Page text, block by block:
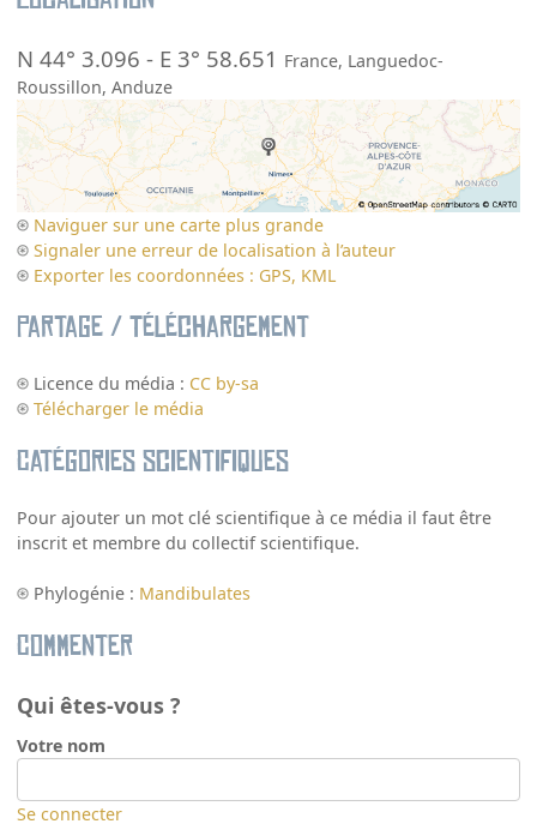
N 44° 3.096 - E 3° 58.651 France, Languedoc-
Roussillon,Anduze
Naviguer sur une carte plus grande
Signaler une erreur de localisation à l’auteur
Exporter les coordonnées : GPS, KML
Partage / Téléchargement
Licence du média : CC by-sa
Télécharger le média
Catégories scientifiques
Pour ajouter un mot clé scientifique à ce média il faut être
inscrit et membre du collectif scientifique.
Phylogénie : Mandibulates
Commenter
Qui êtes-vous ?
Votre nom
Se connecter